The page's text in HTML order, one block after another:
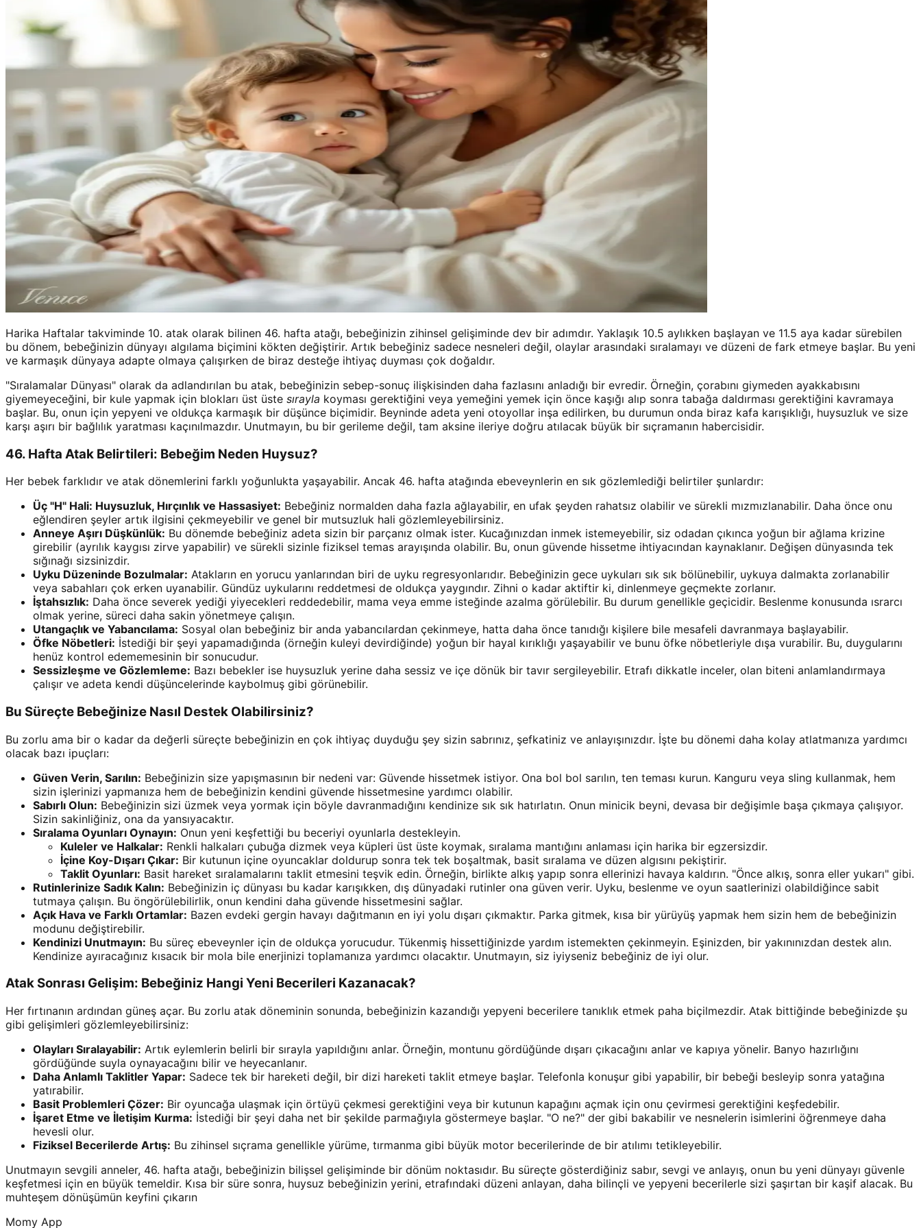
Harika Haftalar takviminde 10. atak olarak bilinen 46. hafta atağı, bebeğinizin zihinsel gelişiminde dev bir adımdır. Yaklaşık 10.5 aylıkken başlayan ve 11.5 aya kadar sürebilen
bu dönem, bebeğinizin dünyayı algılama biçimini kökten değiştirir. Artık bebeğiniz sadece nesneleri değil, olaylar arasındaki sıralamayı ve düzeni de fark etmeye başlar. Bu yeni
ve karmaşık dünyaya adapte olmaya çalışırken de biraz desteğe ihtiyaç duyması çok doğaldır.
"Sıralamalar Dünyası" olarak da adlandırılan bu atak, bebeğinizin sebep-sonuç ilişkisinden daha fazlasını anladığı bir evredir. Örneğin, çorabını giymeden ayakkabısını
giyemeyeceğini, bir kule yapmak için blokları üst üste sırayla koyması gerektiğini veya yemeğini yemek için önce kaşığı alıp sonra tabağa daldırması gerektiğini kavramaya
başlar. Bu, onun için yepyeni ve oldukça karmaşık bir düşünce biçimidir. Beyninde adeta yeni otoyollar inşa edilirken, bu durumun onda biraz kafa karışıklığı, huysuzluk ve size
karşı aşırı bir bağlılık yaratması kaçınılmazdır. Unutmayın, bu bir gerileme değil, tam aksine ileriye doğru atılacak büyük bir sıçramanın habercisidir.
46. Hafta Atak Belirtileri: Bebeğim Neden Huysuz?
Her bebek farklıdır ve atak dönemlerini farklı yoğunlukta yaşayabilir. Ancak 46. hafta atağında ebeveynlerin en sık gözlemlediği belirtiler şunlardır:
Üç "H" Hali: Huysuzluk, Hırçınlık ve Hassasiyet: Bebeğiniz normalden daha fazla ağlayabilir, en ufak şeyden rahatsız olabilir ve sürekli mızmızlanabilir. Daha önce onu
eğlendiren şeyler artık ilgisini çekmeyebilir ve genel bir mutsuzluk hali gözlemleyebilirsiniz.
Anneye Aşırı Düşkünlük: Bu dönemde bebeğiniz adeta sizin bir parçanız olmak ister. Kucağınızdan inmek istemeyebilir, siz odadan çıkınca yoğun bir ağlama krizine
girebilir (ayrılık kaygısı zirve yapabilir) ve sürekli sizinle fiziksel temas arayışında olabilir. Bu, onun güvende hissetme ihtiyacından kaynaklanır. Değişen dünyasında tek
sığınağı sizsinizdir.
Uyku Düzeninde Bozulmalar: Atakların en yorucu yanlarından biri de uyku regresyonlarıdır. Bebeğinizin gece uykuları sık sık bölünebilir, uykuya dalmakta zorlanabilir
veya sabahları çok erken uyanabilir. Gündüz uykularını reddetmesi de oldukça yaygındır. Zihni o kadar aktiftir ki, dinlenmeye geçmekte zorlanır.
İştahsızlık: Daha önce severek yediği yiyecekleri reddedebilir, mama veya emme isteğinde azalma görülebilir. Bu durum genellikle geçicidir. Beslenme konusunda ısrarcı
olmak yerine, süreci daha sakin yönetmeye çalışın.
Utangaçlık ve Yabancılama: Sosyal olan bebeğiniz bir anda yabancılardan çekinmeye, hatta daha önce tanıdığı kişilere bile mesafeli davranmaya başlayabilir.
Öfke Nöbetleri: İstediği bir şeyi yapamadığında (örneğin kuleyi devirdiğinde) yoğun bir hayal kırıklığı yaşayabilir ve bunu öfke nöbetleriyle dışa vurabilir. Bu, duygularını
henüz kontrol edememesinin bir sonucudur.
Sessizleşme ve Gözlemleme: Bazı bebekler ise huysuzluk yerine daha sessiz ve içe dönük bir tavır sergileyebilir. Etrafı dikkatle inceler, olan biteni anlamlandırmaya
çalışır ve adeta kendi düşüncelerinde kaybolmuş gibi görünebilir.
Bu Süreçte Bebeğinize Nasıl Destek Olabilirsiniz?
Bu zorlu ama bir o kadar da değerli süreçte bebeğinizin en çok ihtiyaç duyduğu şey sizin sabrınız, şefkatiniz ve anlayışınızdır. İşte bu dönemi daha kolay atlatmanıza yardımcı
olacak bazı ipuçları:
Güven Verin, Sarılın: Bebeğinizin size yapışmasının bir nedeni var: Güvende hissetmek istiyor. Ona bol bol sarılın, ten teması kurun. Kanguru veya sling kullanmak, hem
sizin işlerinizi yapmanıza hem de bebeğinizin kendini güvende hissetmesine yardımcı olabilir.
Sabırlı Olun: Bebeğinizin sizi üzmek veya yormak için böyle davranmadığını kendinize sık sık hatırlatın. Onun minicik beyni, devasa bir değişimle başa çıkmaya çalışıyor.
Sizin sakinliğiniz, ona da yansıyacaktır.
Sıralama Oyunları Oynayın: Onun yeni keşfettiği bu beceriyi oyunlarla destekleyin.
Kuleler ve Halkalar: Renkli halkaları çubuğa dizmek veya küpleri üst üste koymak, sıralama mantığını anlaması için harika bir egzersizdir.
İçine Koy-Dışarı Çıkar: Bir kutunun içine oyuncaklar doldurup sonra tek tek boşaltmak, basit sıralama ve düzen algısını pekiştirir.
Taklit Oyunları: Basit hareket sıralamalarını taklit etmesini teşvik edin. Örneğin, birlikte alkış yapıp sonra ellerinizi havaya kaldırın. "Önce alkış, sonra eller yukarı" gibi.
Rutinlerinize Sadık Kalın: Bebeğinizin iç dünyası bu kadar karışıkken, dış dünyadaki rutinler ona güven verir. Uyku, beslenme ve oyun saatlerinizi olabildiğince sabit
tutmaya çalışın. Bu öngörülebilirlik, onun kendini daha güvende hissetmesini sağlar.
Açık Hava ve Farklı Ortamlar: Bazen evdeki gergin havayı dağıtmanın en iyi yolu dışarı çıkmaktır. Parka gitmek, kısa bir yürüyüş yapmak hem sizin hem de bebeğinizin
modunu değiştirebilir.
Kendinizi Unutmayın: Bu süreç ebeveynler için de oldukça yorucudur. Tükenmiş hissettiğinizde yardım istemekten çekinmeyin. Eşinizden, bir yakınınızdan destek alın.
Kendinize ayıracağınız kısacık bir mola bile enerjinizi toplamanıza yardımcı olacaktır. Unutmayın, siz iyiyseniz bebeğiniz de iyi olur.
Atak Sonrası Gelişim: Bebeğiniz Hangi Yeni Becerileri Kazanacak?
Her fırtınanın ardından güneş açar. Bu zorlu atak döneminin sonunda, bebeğinizin kazandığı yepyeni becerilere tanıklık etmek paha biçilmezdir. Atak bittiğinde bebeğinizde şu
gibi gelişimleri gözlemleyebilirsiniz:
Olayları Sıralayabilir: Artık eylemlerin belirli bir sırayla yapıldığını anlar. Örneğin, montunu gördüğünde dışarı çıkacağını anlar ve kapıya yönelir. Banyo hazırlığını
gördüğünde suyla oynayacağını bilir ve heyecanlanır.
Daha Anlamlı Taklitler Yapar: Sadece tek bir hareketi değil, bir dizi hareketi taklit etmeye başlar. Telefonla konuşur gibi yapabilir, bir bebeği besleyip sonra yatağına
yatırabilir.
Basit Problemleri Çözer: Bir oyuncağa ulaşmak için örtüyü çekmesi gerektiğini veya bir kutunun kapağını açmak için onu çevirmesi gerektiğini keşfedebilir.
İşaret Etme ve İletişim Kurma: İstediği bir şeyi daha net bir şekilde parmağıyla göstermeye başlar. "O ne?" der gibi bakabilir ve nesnelerin isimlerini öğrenmeye daha
hevesli olur.
Fiziksel Becerilerde Artış: Bu zihinsel sıçrama genellikle yürüme, tırmanma gibi büyük motor becerilerinde de bir atılımı tetikleyebilir.
Unutmayın sevgili anneler, 46. hafta atağı, bebeğinizin bilişsel gelişiminde bir dönüm noktasıdır. Bu süreçte gösterdiğiniz sabır, sevgi ve anlayış, onun bu yeni dünyayı güvenle
keşfetmesi için en büyük temeldir. Kısa bir süre sonra, huysuz bebeğinizin yerini, etrafındaki düzeni anlayan, daha bilinçli ve yepyeni becerilerle sizi şaşırtan bir kaşif alacak. Bu
muhteşem dönüşümün keyfini çıkarın
Momy App